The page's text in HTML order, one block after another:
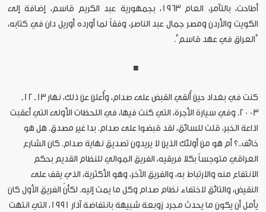
أطاحت، بالتآمر، العام 1963، بجمهورية عبد الكريم قاسم، إضافة إلى
الكويت والأردن ومصر جمال عبد الناصر، وفقاً لما أورده أوريل دان في كتابه،
"العراق في عهد قاسم".
■
كنت في بغداد حين أُلقي القبض على صدام، وأُعلن عن ذلك، نهار 13ـ 12ـ
2003. وفي سيارة الأجرة، التي كنت فيها، في اللحظات الأولى التي أعقبت
اذاعة الخبر، قلت للسائق، لقد قبضوا على صدام. بدا غير مصدق. هل هو
خائف..؟ أم هو من أولئك الذين لا يريدون تصديق نهاية صدام. كان الشارع
العراقي متوجساً بكلا فريقيه، الفريق الموالي للنظام القديم بحكم
الانتفاع منه والارتباط به، والفريق الآخر، وهو الأكثرية، الذي يقف على
النقيض، والتائق لاختفاء نظام صدام وكل ما يمت إليه. لكأنّ الفريق الأول كان
يأمل أن يكون ما يحدث مجرد زوبعة شبيهة بانتفاضة آذار 1991، التي انتهت